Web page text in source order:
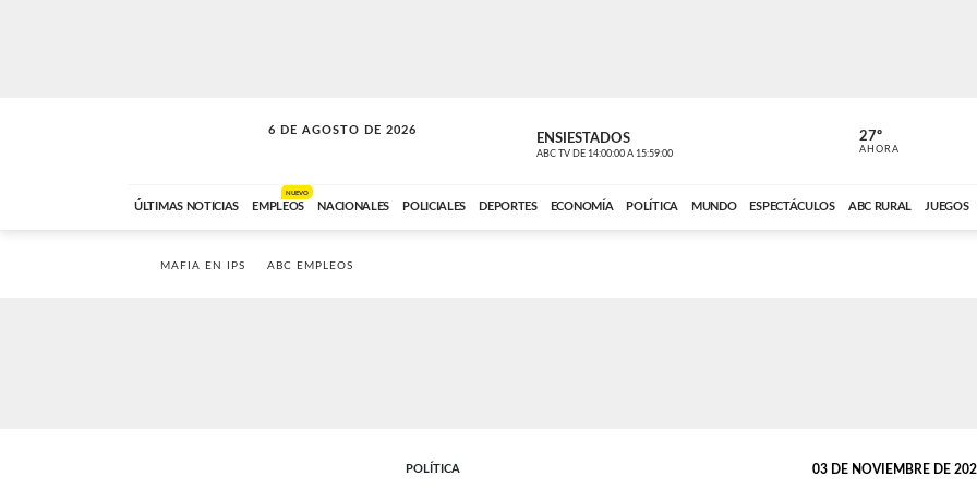
6 DE AGOSTO DE 2026
VITAMINAS ENSIESTADOS
ABC TV DE 14:00:00 A 15:59:00 ABC CARDINAL
27º
AHORA
ÚLTIMAS NOTICIAS EMPLEOS
NUEVO
NACIONALES POLICIALES DEPORTES ECONOMÍA POLÍTICA MUNDO ESPECTÁCULOS ABC RURAL JUEGOS
MAFIA EN IPS ABC EMPLEOS
POLÍTICA 03 DE NOVIEMBRE DE